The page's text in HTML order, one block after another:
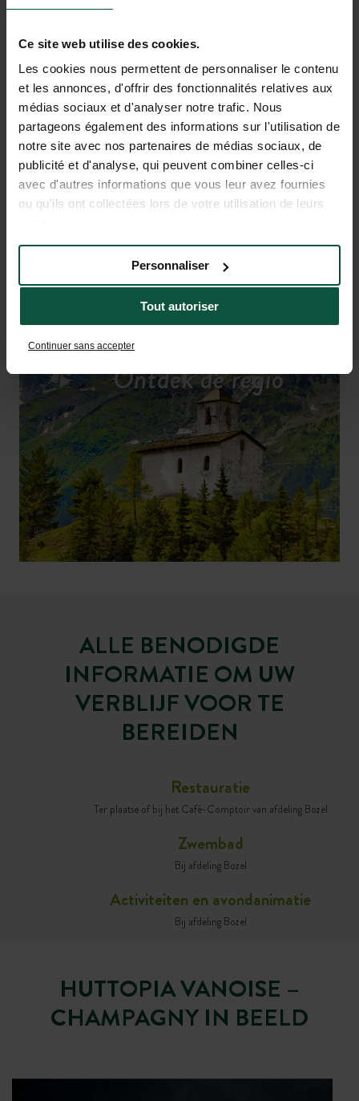
Ce site web utilise des cookies.
Les cookies nous permettent de personnaliser le contenu
et les annonces, d'offrir des fonctionnalités relatives aux
médias sociaux et d'analyser notre trafic. Nous
partageons également des informations sur l'utilisation de
notre site avec nos partenaires de médias sociaux, de
publicité et d'analyse, qui peuvent combiner celles-ci
avec d'autres informations que vous leur avez fournies
ou qu'ils ont collectées lors de votre utilisation de leurs
Tout autoriser
Personnaliser
Continuer sans accepter
Activiteiten
Ontdek de regio
ALLE BENODIGDE
INFORMATIE OM UW
VERBLIJF VOOR TE
BEREIDEN
Restauratie
Ter plaatse of bij het Café-Comptoir van afdeling Bozel
Zwembad
Bij afdeling Bozel
Activiteiten en avondanimatie
Bij afdeling Bozel
HUTTOPIA VANOISE –
CHAMPAGNY IN BEELD